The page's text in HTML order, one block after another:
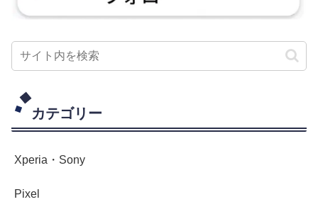
カテゴリー
Xperia・Sony
Pixel